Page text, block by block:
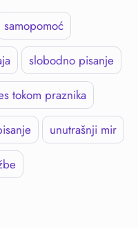
samopomoć
slobodno pisanje
tokom praznika
unutrašnji mir